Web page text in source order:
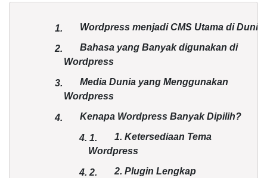
1. Wordpress menjadi CMS Utama di Dunia
2.
Bahasa yang Banyak digunakan di
Wordpress
3.
Media Dunia yang Menggunakan
Wordpress
4. Kenapa Wordpress Banyak Dipilih?
4. 1.
1. Ketersediaan Tema
Wordpress
4. 2. 2. Plugin Lengkap